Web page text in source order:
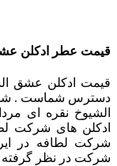
قیمت عطر ادکلن عشق
قیمت ادکلن عشق
دسترس شماست . شما
الشیوخ نقره ای
ادکلن های شرکت
شرکت لطافه در
شرکت در نظر